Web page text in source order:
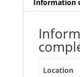
Information
Location